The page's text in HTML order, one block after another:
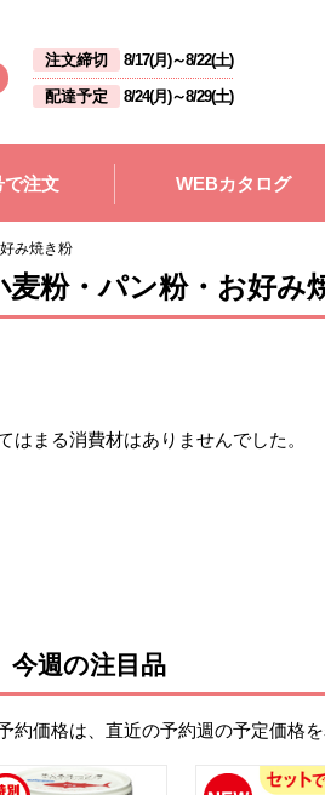
注文締切 8/17(月)～8/22(土)
配達予定
8/24(月)～8/29(土)
で注文 WEBカタログ
み焼き粉
麦粉・パン粉・お好み
はまる消費材はありませんでした。
今週の注目品
約価格は、直近の予約週の予定価格を